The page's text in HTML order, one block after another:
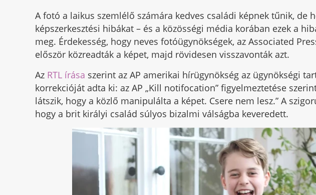
A fotó a laikus szemlélő számára kedves családi képnek tűnik, de
képszerkesztési hibákat – és a közösségi média korában ezek a
meg. Érdekesség, hogy neves fotóügynökségek, az Associated
először közreadták a képet, majd rövidesen visszavonták azt.
Az RTL írása szerint az AP amerikai hírügynökség az ügynökségi
korrekcióját adta ki: az AP „Kill notifocation” figyelmeztetése
látszik, hogy a közlő manipulálta a képet. Csere nem lesz.” A
hogy a brit királyi család súlyos bizalmi válságba keveredett.